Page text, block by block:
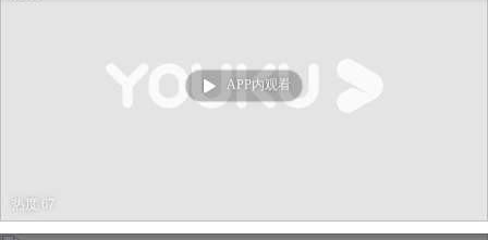
APP内观看
热度 67